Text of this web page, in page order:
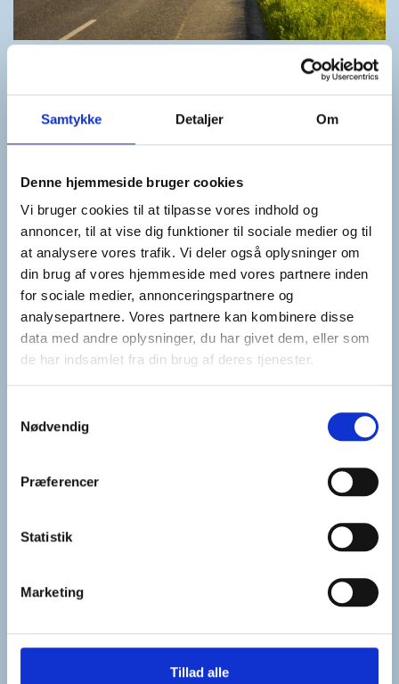
Samtykke Detaljer Om
Denne hjemmeside bruger cookies
Vi bruger cookies til at tilpasse vores indhold og
annoncer, til at vise dig funktioner til sociale medier og til
at analysere vores trafik. Vi deler også oplysninger om
din brug af vores hjemmeside med vores partnere inden
for sociale medier, annonceringspartnere og
analysepartnere. Vores partnere kan kombinere disse
data med andre oplysninger, du har givet dem, eller som
de har indsamlet fra din brug af deres tjenester.
Nødvendig
Præferencer
Statistik
Marketing
Tillad alle
Taxabetjeningen skal forbedres
I provinsen er det ikke altid så nemt at få en taxa, og
det er ikke godt for gæsternes samlede oplevelse af
oplevelsesstederne samt andre turisme afhængige
erhverv, som mister gæster. Taxibranchen er med
andre ord et vigtigt bindeled i værdikæden, som skal
tages alvorligt i forhold til vores konkurrenceevne
op imod udlandet. Derfor skal der skabes bedre
rammer for taxabetjeningen gennem en revurdering